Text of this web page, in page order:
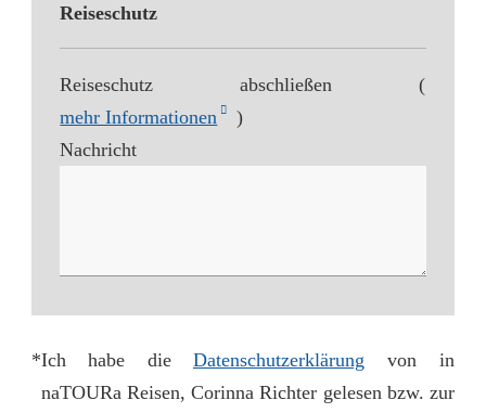
Reiseschutz
Reiseschutz abschließen (
mehr Informationen
)
Nachricht
*Ich habe die Datenschutzerklärung von in
naTOURa Reisen, Corinna Richter gelesen bzw. zur